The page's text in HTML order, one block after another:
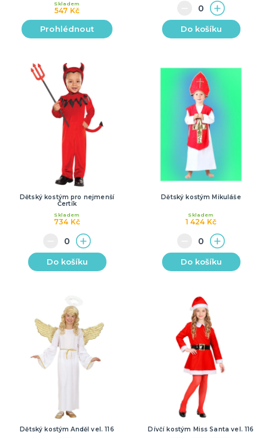
547 Kč
Skladem
Prohlédnout Do košíku
Dětský kostým pro nejmenší
Čertík
734 Kč
Skladem
Do košíku
Dětský kostým Mikuláše
1 424 Kč
Skladem
Do košíku
Dětský kostým Anděl vel. 116 Dívčí kostým Miss Santa vel. 116